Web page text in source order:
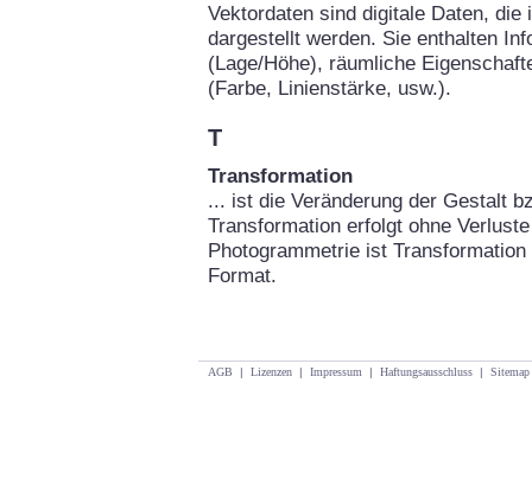
Vektordaten sind digitale Daten,
dargestellt werden. Sie enthalten
(Lage/Höhe), räumliche
(Farbe, Linienstärke, usw.).
T
Transformation
... ist die Veränderung der Gestalt
Transformation erfolgt ohne
Photogrammetrie ist
Format.
AGB | Lizenzen | Impressum | Haftungsausschluss | Sitemap